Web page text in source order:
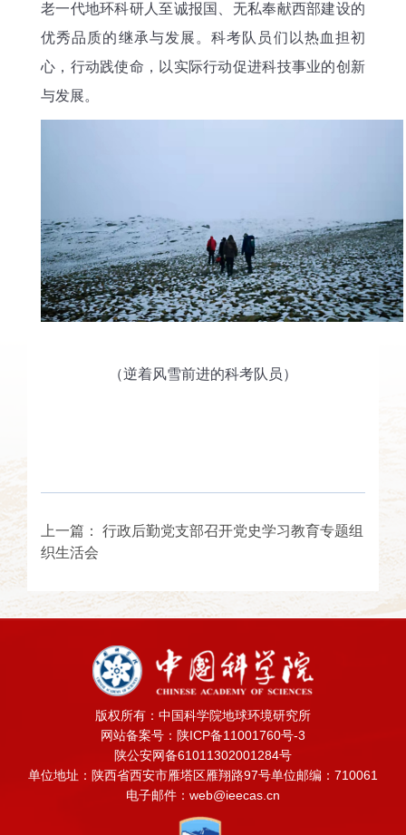
老一代地环科研 人至诚报国、无私奉献西部建设的
优秀品质的继承与发展。科考队员们以热血担初
心，行动践使命， 以实际行动促进科技事业的创新
与发展。
（逆着风雪前进的科考队员）
上一篇：
行政后勤党支部召开党史学习教育专题组
织生活会
版权所有：中国科学院地球环境研究所
网站备案号：陕ICP备11001760号-3
陕公安网备61011302001284号
单位地址：陕西省西安市雁塔区雁翔路97号单位邮编：710061
电子邮件：web@ieecas.cn